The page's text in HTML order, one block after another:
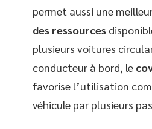
permet aussi une
des ressources
plusieurs voitures
conducteur à bord, le
favorise l’utilisation
véhicule par plusieurs